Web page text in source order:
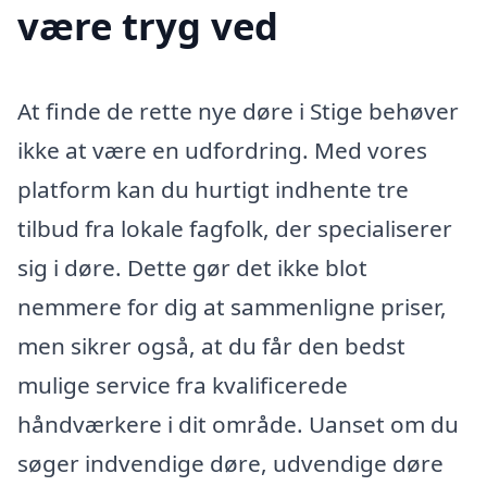
være tryg ved
At finde de rette nye døre i Stige behøver
ikke at være en udfordring. Med vores
platform kan du hurtigt indhente tre
tilbud fra lokale fagfolk, der specialiserer
sig i døre. Dette gør det ikke blot
nemmere for dig at sammenligne priser,
men sikrer også, at du får den bedst
mulige service fra kvalificerede
håndværkere i dit område. Uanset om du
søger indvendige døre, udvendige døre